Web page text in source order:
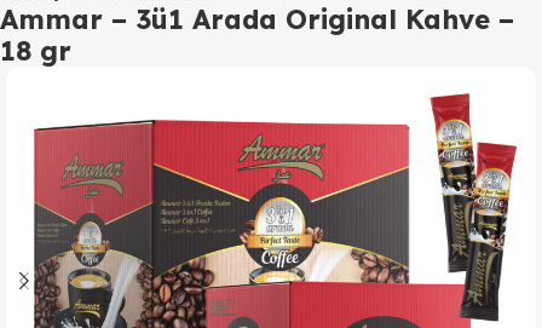
Ammar – 3ü1 Arada Original Kahve –
18 gr